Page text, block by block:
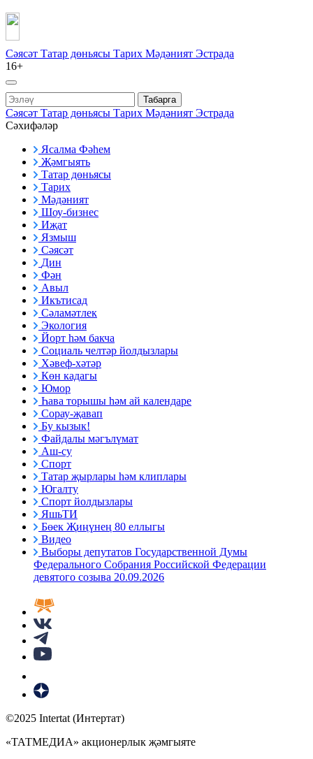
Сәясәт Татар дөньясы Тарих Мәдәният Эстрада
16+
Табарга
Сәясәт Татар дөньясы Тарих Мәдәният Эстрада
Сәхифәләр
Ясалма Фәһем
Җәмгыять
Татар дөньясы
Тарих
Мәдәният
Шоу-бизнес
Иҗат
Язмыш
Сәясәт
Дин
Фән
Авыл
Икътисад
Сәламәтлек
Экология
Йорт һәм бакча
Социаль челтәр йолдызлары
Хәвеф-хәтәр
Көн кадагы
Юмор
Һава торышы һәм ай календаре
Сорау-җавап
Бу кызык!
Файдалы мәгълүмат
Аш-су
Спорт
Татар җырлары һәм клиплары
Югалту
Спорт йолдызлары
ЯшьТИ
Бөек Җиңүнең 80 еллыгы
Видео
Выборы депутатов Государственной Думы
Федерального Собрания Российской Федерации
девятого созыва 20.09.2026
©2025 Intertat (Интертат)
«ТАТМЕДИА» акционерлык җәмгыяте